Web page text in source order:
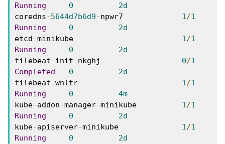
Running
0
2d
coredns-5644d7b6d9-npwr7 1/1
Running
0
2d
etcd-minikube 1/1
Running
0
2d
filebeat-init-nkghj 0/1
Completed
0
2d
filebeat-wnltr 1/1
Running
0
4m
kube-addon-manager-minikube 1/1
Running
0
2d
kube-apiserver-minikube 1/1
Running
0
2d